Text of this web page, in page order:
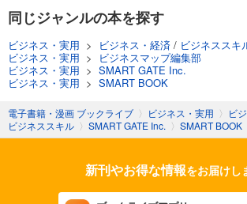
同じジャンルの本を探す
ビジネス・実用 > ビジネス・経済 / ビジネススキ
ビジネス・実用 >
ビジネスマップ編集部
ビジネス・実用 > SMART GATE Inc.
ビジネス・実用 > SMART BOOK
電子書籍・漫画 ブックライブ 〉 ビジネス・実用 〉 ビ
ビジネススキル 〉 SMART GATE Inc. 〉 SMART BOOK
新刊やお得な情報をお届けし